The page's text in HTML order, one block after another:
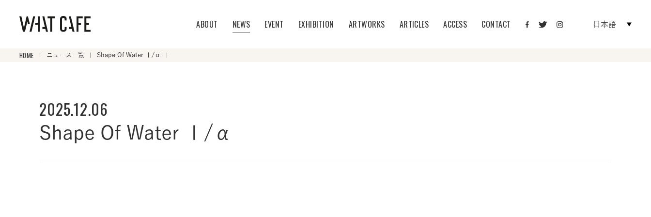
ABOUT NEWS EVENT EXHIBITION ARTWORKS ARTICLES ACCESS CONTACT 日本語
HOME ニュース一覧 Shape Of Water Ⅰ/α
2025.12.06
Shape Of Water Ⅰ/α